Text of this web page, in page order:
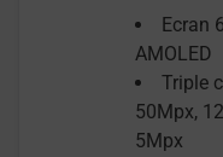
Ecran
AMOLED
Triple
50Mpx,
5Mpx